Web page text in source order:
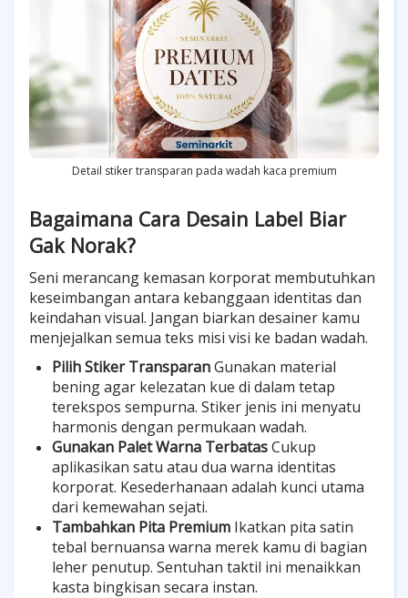
Detail stiker transparan pada wadah kaca premium
Bagaimana Cara Desain Label Biar
Gak Norak?
Seni merancang kemasan korporat membutuhkan
keseimbangan antara kebanggaan identitas dan
keindahan visual. Jangan biarkan desainer kamu
menjejalkan semua teks misi visi ke badan wadah.
Pilih Stiker TransparanGunakan material
bening agar kelezatan kue di dalam tetap
terekspos sempurna. Stiker jenis ini menyatu
harmonis dengan permukaan wadah.
Gunakan Palet Warna TerbatasCukup
aplikasikan satu atau dua warna identitas
korporat. Kesederhanaan adalah kunci utama
dari kemewahan sejati.
Tambahkan Pita Premium Ikatkan pita satin
tebal bernuansa warna merek kamu di bagian
leher penutup. Sentuhan taktil ini menaikkan
kasta bingkisan secara instan.